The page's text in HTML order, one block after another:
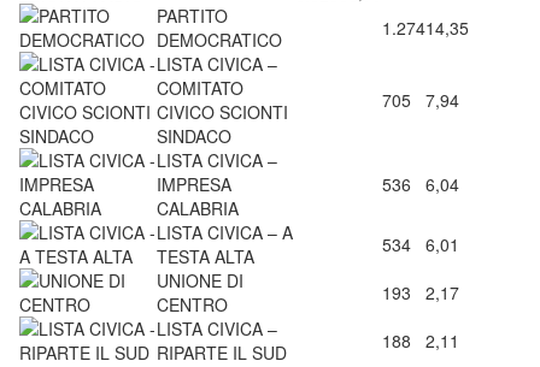
PARTITO
DEMOCRATICO
1.27414,35
LISTA CIVICA –
COMITATO
CIVICO SCIONTI
SINDACO
705 7,94
LISTA CIVICA –
IMPRESA
CALABRIA
536
6,04
LISTA CIVICA – A
TESTA ALTA
534 6,01
UNIONE DI
CENTRO
193
2,17
LISTA CIVICA –
RIPARTE IL SUD
188
2,11